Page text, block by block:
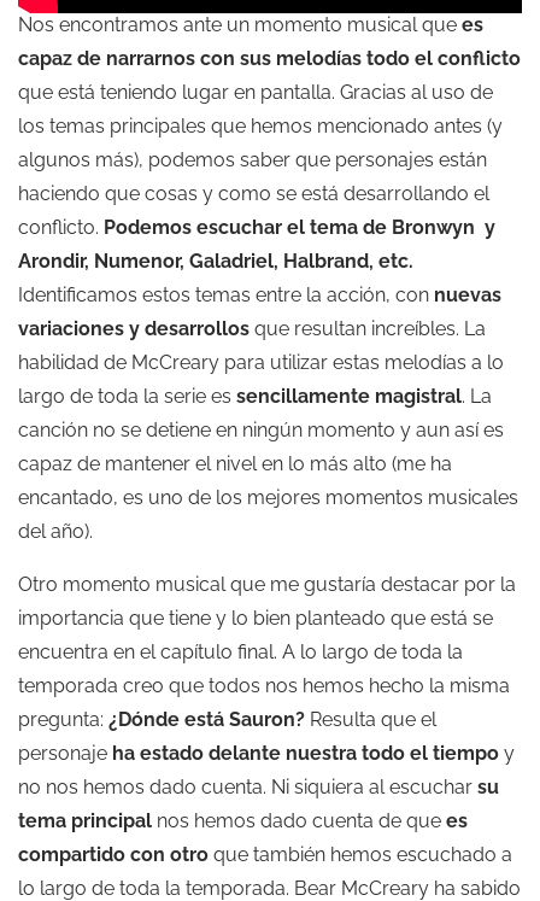
Nos encontramos ante un momento musical que es
capaz de narrarnos con sus melodías todo el conflicto
que está teniendo lugar en pantalla. Gracias al uso de
los temas principales que hemos mencionado antes (y
algunos más), podemos saber que personajes están
haciendo que cosas y como se está desarrollando el
conflicto. Podemos escuchar el tema de Bronwyn y
Arondir, Numenor, Galadriel, Halbrand, etc.
Identificamos estos temas entre la acción, con nuevas
variaciones y desarrollos que resultan increíbles. La
habilidad de McCreary para utilizar estas melodías a lo
largo de toda la serie es sencillamente magistral. La
canción no se detiene en ningún momento y aun así es
capaz de mantener el nivel en lo más alto (me ha
encantado, es uno de los mejores momentos musicales
del año).
Otro momento musical que me gustaría destacar por la
importancia que tiene y lo bien planteado que está se
encuentra en el capítulo final. A lo largo de toda la
temporada creo que todos nos hemos hecho la misma
pregunta: ¿Dónde está Sauron? Resulta que el
personaje ha estado delante nuestra todo el tiempo y
no nos hemos dado cuenta. Ni siquiera al escuchar su
tema principal nos hemos dado cuenta de que es
compartido con otro que también hemos escuchado a
lo largo de toda la temporada. Bear McCreary ha sabido